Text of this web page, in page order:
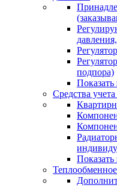
подпора)
Показать
Средства
Показать